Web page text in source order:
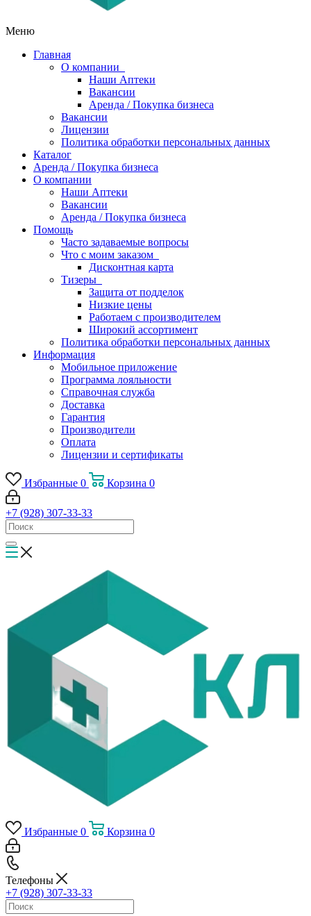
Меню
Главная
О компании
Наши Аптеки
Вакансии
Аренда / Покупка бизнеса
Вакансии
Лицензии
Политика обработки персональных данных
Каталог
Аренда / Покупка бизнеса
О компании
Наши Аптеки
Вакансии
Аренда / Покупка бизнеса
Помощь
Часто задаваемые вопросы
Что с моим заказом
Дисконтная карта
Тизеры
Защита от подделок
Низкие цены
Работаем с производителем
Широкий ассортимент
Политика обработки персональных данных
Информация
Мобильное приложение
Программа лояльности
Справочная служба
Доставка
Гарантия
Производители
Оплата
Лицензии и сертификаты
Избранные 0 Корзина 0
+7 (928) 307-33-33
Избранные 0 Корзина 0
Телефоны
+7 (928) 307-33-33